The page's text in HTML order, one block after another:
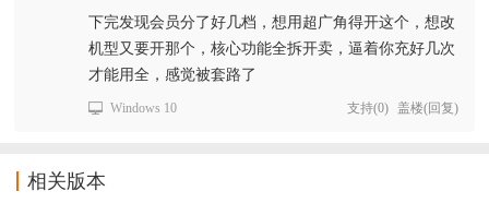
下完发现会员分了好几档，想用超广角得开这个，想改
机型又要开那个，核心功能全拆开卖，逼着你充好几次
才能用全，感觉被套路了
Windows 10 支持(0) 盖楼(回复)
相关版本